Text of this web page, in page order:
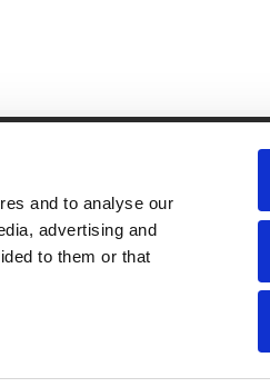
and to analyse our
advertising and
to them or that
21
RH Amsterdam